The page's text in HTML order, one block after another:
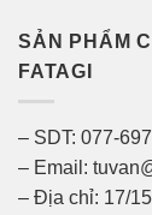
SẢN PHẨM
FATAGI
– SDT: 077-
– Email:
– Địa chỉ: 17/